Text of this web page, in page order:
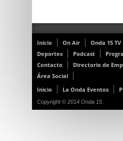
Inicio On Air Onda 15 TV
Deportes
Podcast
Contacto
Directorio de
Área Social
Inicio
La Onda Eventos
Copyright © 2014 Onda 15.